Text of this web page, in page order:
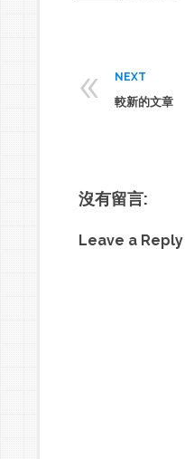
« NEXT
較新的文章
沒有留言:
Leave a Reply